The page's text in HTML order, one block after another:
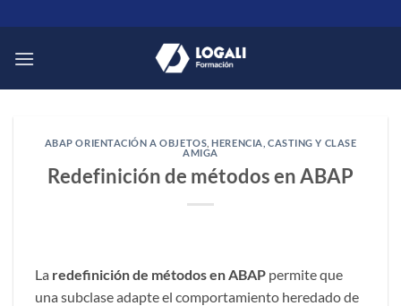
al
contenido
ABAP ORIENTACIÓN A OBJETOS ,HERENCIA, CASTING Y CLASE
AMIGA
Redefinición de métodos en ABAP
La redefinición de métodos en ABAP permite que
una subclase adapte el comportamiento heredado de